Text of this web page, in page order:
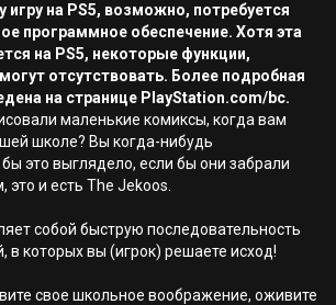
игру на PS5, возможно, потребуется
программное обеспечение. Хотя эта
на PS5, некоторые функции,
отсутствовать. Более подробная
на странице PlayStation.com/bc.
маленькие комиксы, когда вам
школе? Вы когда-нибудь
это выглядело, если бы они забрали
и есть The Jekoos.
собой быструю последовательность
в которых вы (игрок) решаете исход!
свое школьное воображение, оживите